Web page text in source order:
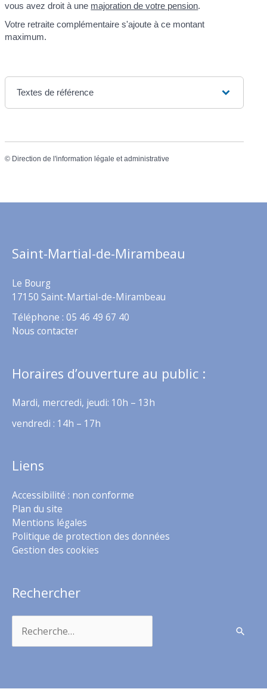
vous avez droit à une majoration de votre pension.
Votre retraite complémentaire s'ajoute à ce montant
maximum.
Textes de référence
© Direction de l'information légale et administrative
Saint-Martial-de-Mirambeau
Le Bourg
17150 Saint-Martial-de-Mirambeau
Téléphone : 05 46 49 67 40
Nous contacter
Horaires d’ouverture au public :
Mardi, mercredi, jeudi: 10h – 13h
vendredi : 14h – 17h
Liens
Accessibilité : non conforme
Plan du site
Mentions légales
Politique de protection des données
Gestion des cookies
Rechercher